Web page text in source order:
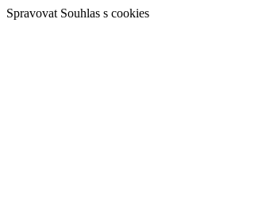
Spravovat Souhlas s cookies